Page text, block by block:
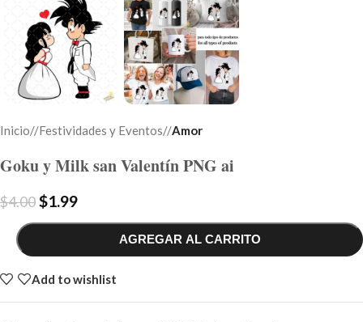
Inicio/ Festividades y Eventos/ Amor
Goku y Milk san Valentín PNG ai
$4.00$1.99
AGREGAR AL CARRITO
Add to wishlist